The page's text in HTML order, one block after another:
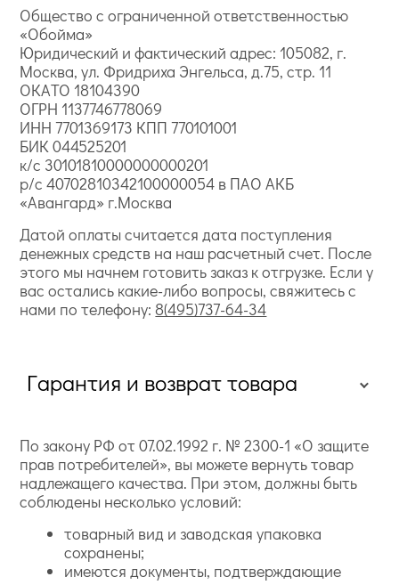
Общество с ограниченной ответственностью
«Обойма»
Юридический и фактический адрес: 105082, г.
Москва, ул. Фридриха Энгельса, д.75, стр. 11
ОКАТО 18104390
ОГРН 1137746778069
ИНН 7701369173 КПП 770101001
БИК 044525201
к/с 30101810000000000201
р/с 40702810342100000054 в ПАО АКБ
«Авангард» г.Москва
Датой оплаты считается дата поступления
денежных средств на наш расчетный счет. После
этого мы начнем готовить заказ к отгрузке. Если у
вас остались какие-либо вопросы, свяжитесь с
нами по телефону: 8(495)737-64-34
Гарантия и возврат товара
По закону РФ от 07.02.1992 г. № 2300-1 «О защите
прав потребителей», вы можете вернуть товар
надлежащего качества. При этом, должны быть
соблюдены несколько условий:
товарный вид и заводская упаковка
сохранены;
имеются документы, подтверждающие